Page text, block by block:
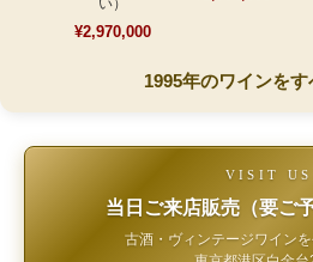
い）
¥2,970,000
1995年のワインを
VISIT US
当日ご来店販売（要ご
古酒・ヴィンテージワイン